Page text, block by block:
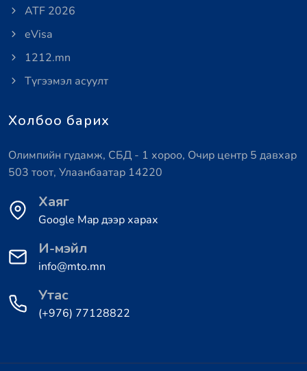
ATF 2026
eVisa
1212.mn
Түгээмэл асуулт
Холбоо барих
Олимпийн гудамж, СБД - 1 хороо, Очир центр 5 давхар
503 тоот, Улаанбаатар 14220
Хаяг
Google Map дээр харах
И-мэйл
info@mto.mn
Утас
(+976) 77128822